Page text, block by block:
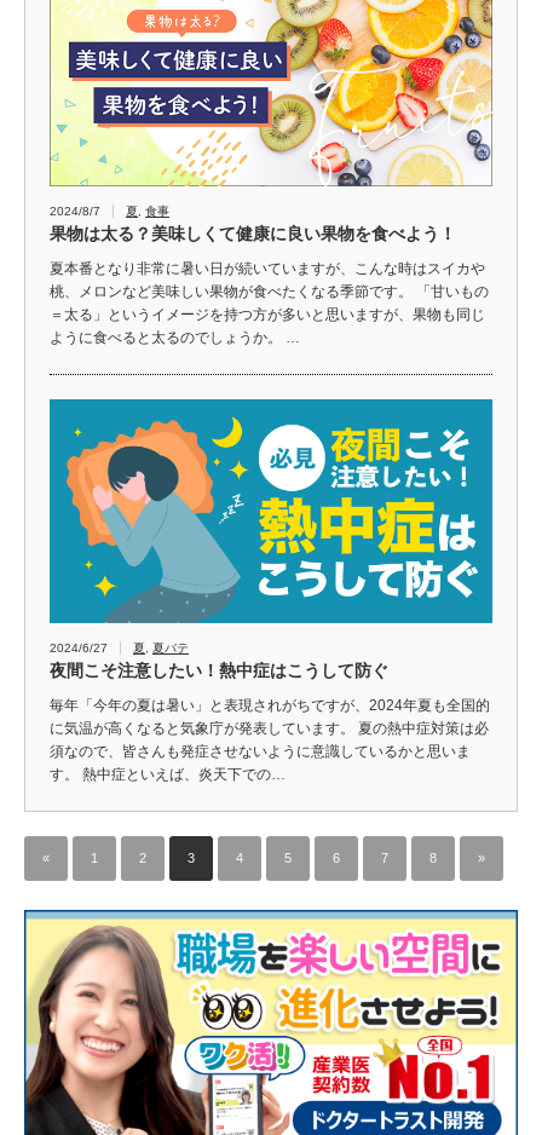
2024/8/7 夏 食事
果物は太る？美味しくて健康に良い果物を食べよう！
夏本番となり非常に暑い日が続いていますが、こんな時はスイカや
桃、メロンなど美味しい果物が食べたくなる季節です。 「甘いもの
＝太る」というイメージを持つ方が多いと思いますが、果物も同じ
ように食べると太るのでしょうか。 …
2024/6/27 夏 , 夏バテ
夜間こそ注意したい！熱中症はこうして防ぐ
毎年「今年の夏は暑い」と表現されがちですが、2024年夏も全国的
に気温が高くなると気象庁が発表しています。 夏の熱中症対策は必
須なので、皆さんも発症させないように意識しているかと思いま
す。 熱中症といえば、炎天下での…
« 1 2 3 4 5 6 7 8 »